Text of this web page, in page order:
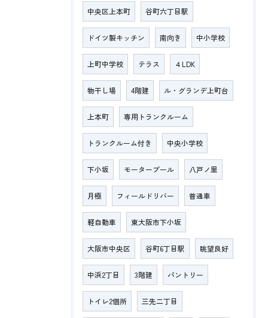
中央区上本町 谷町六丁目駅
ドイツ製キッチン 南向き 中小学校
上町中学校 テラス ４LDK
物干し場 4階建 ル・グランデ上町台
上本町 専用トランクルーム
トランクルーム付き 中央小学校
下小坂 モータープール 八戸ノ里
月極 フィールドリバー 普通車
軽自動車 東大阪市下小坂
大阪市中央区 谷町6丁目駅 眺望良好
中浜2丁目 3階建 パントリー
トイレ2個所 三先二丁目